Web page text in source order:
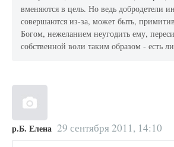
вменяются в цель. Но ведь добродетели
совершаются из-за, может быть,
Богом, нежеланием неугодить ему,
собственной воли таким образом - есть
р.Б. Елена 29 сентября 2011, 14:10